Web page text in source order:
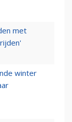
met
winter